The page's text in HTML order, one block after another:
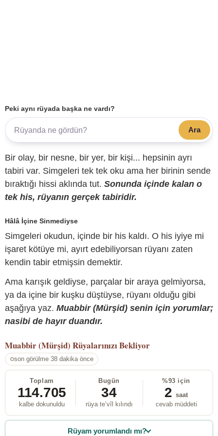
Peki aynı rüyada başka ne vardı?
Ara
Bir olay, bir nesne, bir yer, bir kişi... hepsinin ayrı
tabiri var. Simgeleri tek tek oku ama her birinin sende
bıraktığı hissi aklında tut. Sonunda içinde kalan o
tek his, rüyanın gerçek tabiridir.
Hâlâ İçine Sinmediyse
Simgeleri okudun, içinde bir his kaldı. O his iyiye mi
işaret kötüye mi, ayırt edebiliyorsan rüyanı zaten
kendin tabir etmişsin demektir.
Ama karışık geldiyse, parçalar bir araya gelmiyorsa,
ya da içine bir kuşku düştüyse, rüyanı olduğu gibi
aşağıya yaz. Muabbir (Mürşid) senin için yorumlar;
nasibi de hayır duandır.
Muabbir (Mürşid) Rüyalarınızı Bekliyor
son görülme 38 dakika önce
Toplam
114.705
kalbe dokunuldu
Bugün
34
rüya te’vîl kılındı
%93 için
2 saat
cevab müddeti
Rüyam yorumlandı mı?